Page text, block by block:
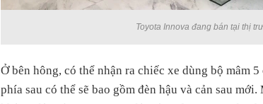
Toyota Innova đang bán tại thị
Ở bên hông, có thể nhận ra chiếc xe dùng bộ mâm
phía sau có thể sẽ bao gồm đèn hậu và cản sau